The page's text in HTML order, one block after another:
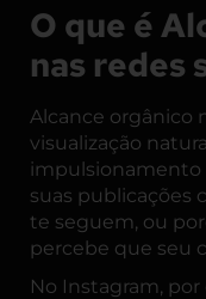
O que é
nas redes
Alcance orgânico
visualização
impulsionamento
suas publicações
te seguem, ou
percebe que seu
No Instagram,